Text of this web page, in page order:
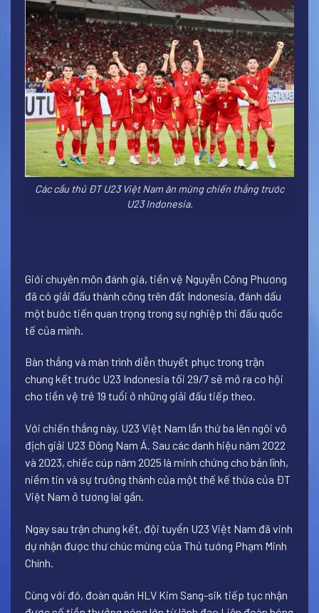
Các cầu thủ ĐT U23 Việt Nam ăn mừng chiến thắng trước
U23 Indonesia.
Giới chuyên môn đánh giá, tiền vệ Nguyễn Công Phương
đã có giải đấu thành công trên đất Indonesia, đánh dấu
một bước tiến quan trọng trong sự nghiệp thi đấu quốc
tế của mình.
Bàn thắng và màn trình diễn thuyết phục trong trận
chung kết trước U23 Indonesia tối 29/7 sẽ mở ra cơ hội
cho tiền vệ trẻ 19 tuổi ở những giải đấu tiếp theo.
Với chiến thắng này, U23 Việt Nam lần thứ ba lên ngôi vô
địch giải U23 Đông Nam Á. Sau các danh hiệu năm 2022
và 2023, chiếc cúp năm 2025 là minh chứng cho bản lĩnh,
niềm tin và sự trưởng thành của một thế kế thừa của ĐT
Việt Nam ở tương lai gần.
Ngay sau trận chung kết, đội tuyển U23 Việt Nam đã vinh
dự nhận được thư chúc mừng của Thủ tướng Phạm Minh
Chính.
Cùng với đó, đoàn quân HLV Kim Sang-sik tiếp tục nhận